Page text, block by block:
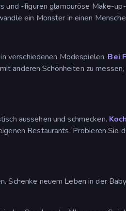
und -figuren glamouröse Make-
ein Monster in einen
verschiedenen Modespielen. Bei
anderen Schönheiten zu
aussehen und schmecken.
Restaurants. Probieren
Schenke neuem Leben in der